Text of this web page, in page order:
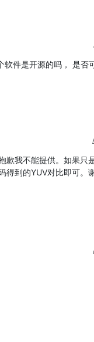
软件是开源的吗， 是否
歉我不能提供。如果只
得到的YUV对比即可。